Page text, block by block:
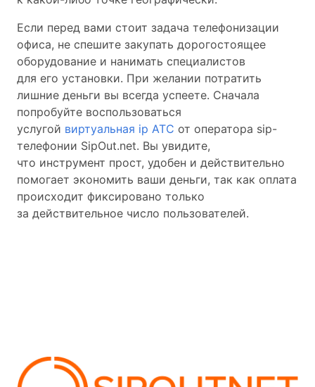
Если перед вами стоит задача телефонизации
офиса, не спешите закупать дорогостоящее
оборудование и нанимать специалистов
для его установки. При желании потратить
лишние деньги вы всегда успеете. Сначала
попробуйте воспользоваться
услугой виртуальная ip АТС от оператора sip-
телефонии SipOut.net. Вы увидите,
что инструмент прост, удобен и действительно
помогает экономить ваши деньги, так как оплата
происходит фиксировано только
за действительное число пользователей.